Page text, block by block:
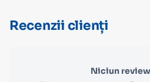
Recenzii clienți
Niciun